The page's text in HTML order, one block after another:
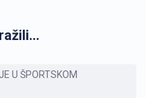
U ŠPORTSKOM